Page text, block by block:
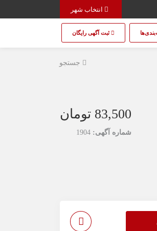
ثبت آگهی رایگان
جستجو
83,500 تومان
شماره آگهی: 1904